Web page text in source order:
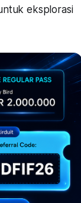
eksplorasi